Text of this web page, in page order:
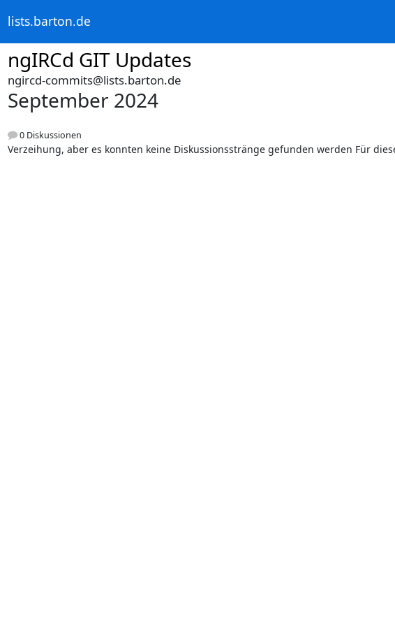
lists.barton.de
ngIRCd GIT Updates
ngircd-commits@lists.barton.de
September 2024
0 Diskussionen
Verzeihung, aber es konnten keine Diskussionsstränge gefunden werden Für